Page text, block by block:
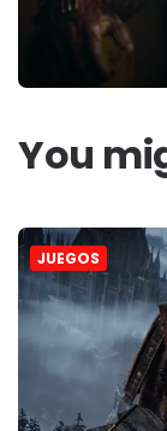
You
JUEGOS